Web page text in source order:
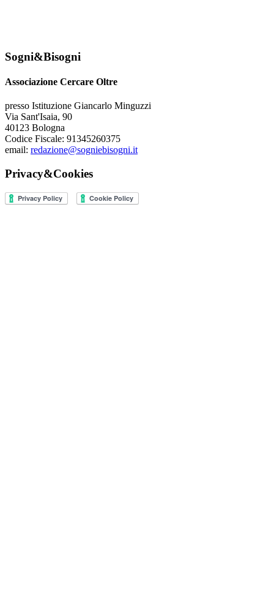
Sogni&Bisogni
Associazione Cercare Oltre
presso Istituzione Giancarlo Minguzzi
Via Sant'Isaia, 90
40123 Bologna
Codice Fiscale: 91345260375
email: redazione@sogniebisogni.it
Privacy&Cookies